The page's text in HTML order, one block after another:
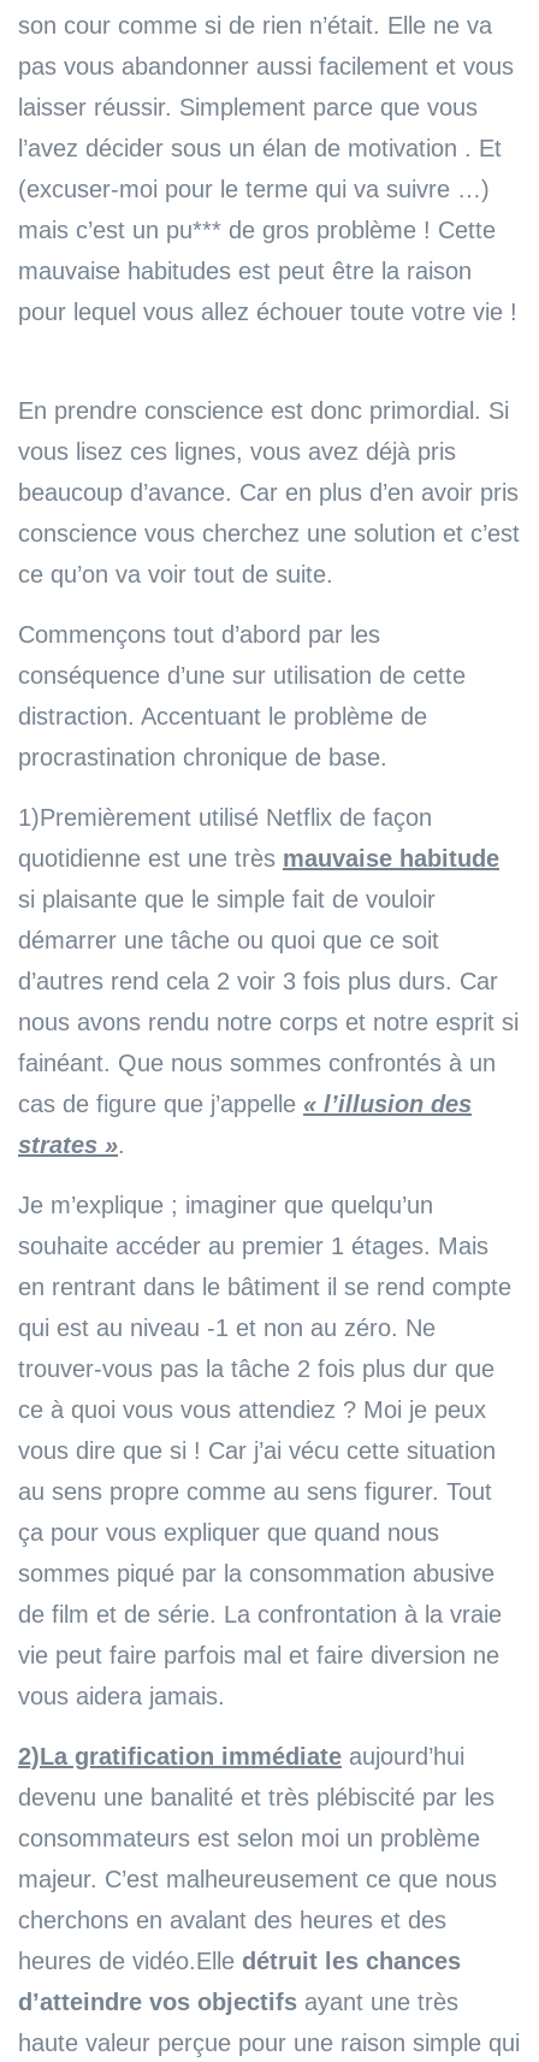
son cour comme si de rien n’était. Elle ne va
pas vous abandonner aussi facilement et vous
laisser réussir. Simplement parce que vous
l’avez décider sous un élan de motivation . Et
(excuser-moi pour le terme qui va suivre …)
mais c’est un pu*** de gros problème ! Cette
mauvaise habitudes est peut être la raison
pour lequel vous allez échouer toute votre vie !
En prendre conscience est donc primordial. Si
vous lisez ces lignes, vous avez déjà pris
beaucoup d’avance. Car en plus d’en avoir pris
conscience vous cherchez une solution et c’est
ce qu’on va voir tout de suite.
Commençons tout d’abord par les
conséquence d’une sur utilisation de cette
distraction. Accentuant le problème de
procrastination chronique de base.
1)Premièrement utilisé Netflix de façon
quotidienne est une très mauvaise habitude
si plaisante que le simple fait de vouloir
démarrer une tâche ou quoi que ce soit
d’autres rend cela 2 voir 3 fois plus durs. Car
nous avons rendu notre corps et notre esprit si
fainéant. Que nous sommes confrontés à un
cas de figure que j’appelle « l’illusion des
strates ».
Je m’explique ; imaginer que quelqu’un
souhaite accéder au premier 1 étages. Mais
en rentrant dans le bâtiment il se rend compte
qui est au niveau -1 et non au zéro. Ne
trouver-vous pas la tâche 2 fois plus dur que
ce à quoi vous vous attendiez ? Moi je peux
vous dire que si ! Car j’ai vécu cette situation
au sens propre comme au sens figurer. Tout
ça pour vous expliquer que quand nous
sommes piqué par la consommation abusive
de film et de série. La confrontation à la vraie
vie peut faire parfois mal et faire diversion ne
vous aidera jamais.
2)La gratification immédiate aujourd’hui
devenu une banalité et très plébiscité par les
consommateurs est selon moi un problème
majeur. C’est malheureusement ce que nous
cherchons en avalant des heures et des
heures de vidéo.Elle détruit les chances
d’atteindre vos objectifs ayant une très
haute valeur perçue pour une raison simple qui